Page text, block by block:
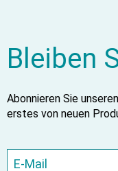
Bleiben
Abonnieren Sie
erstes von neuen